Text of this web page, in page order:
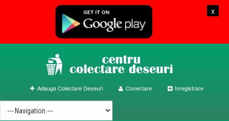
x
Adauga Colectare Deseuri Conectare Inregistrare